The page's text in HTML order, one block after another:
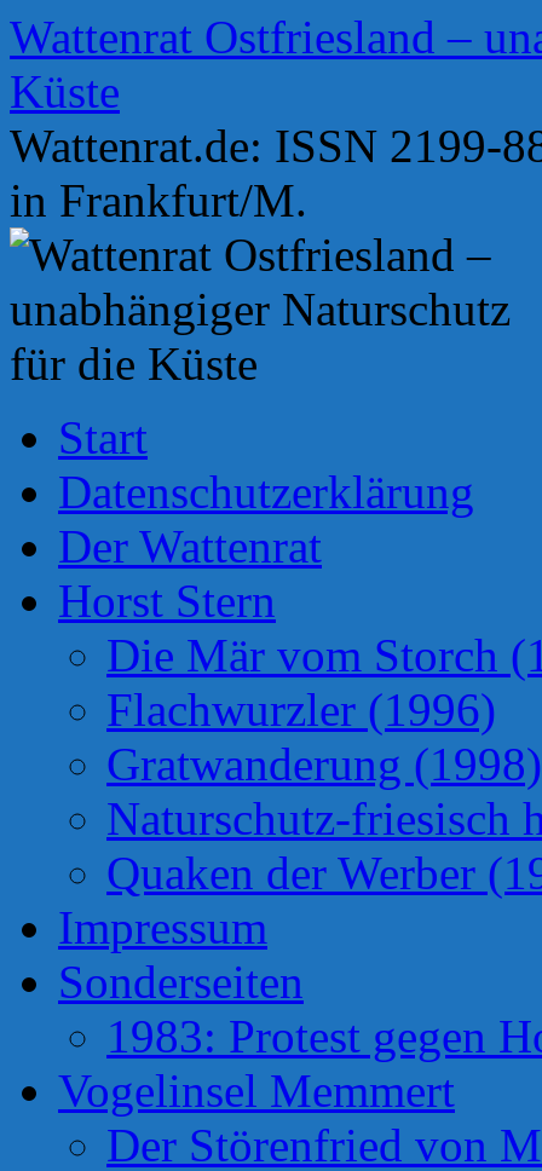
Zum
Inhalt
springen
Wattenrat Ostfriesland –
Küste
Wattenrat.de: ISSN 2199-
in Frankfurt/M.
Start
Datenschutzerklärung
Der Wattenrat
Horst Stern
Die Mär vom Storch
Flachwurzler (1996)
Gratwanderung (1998)
Naturschutz-friesisch
Quaken der Werber
Impressum
Sonderseiten
1983: Protest gegen
Vogelinsel Memmert
Der Störenfried von